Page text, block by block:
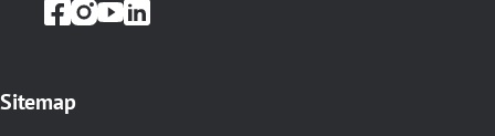
d
i
Sitemap